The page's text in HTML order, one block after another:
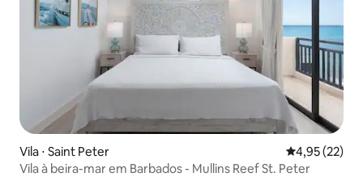
Vila ⋅ Saint Peter 4,95 de uma
4,95 (22)
Vila à beira-mar em Barbados - Mullins Reef St. Peter